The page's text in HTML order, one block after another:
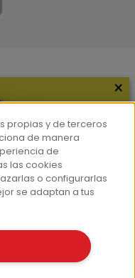
×
propias y de terceros
de manera
de
las cookies
o configurarlas
se adaptan a tus